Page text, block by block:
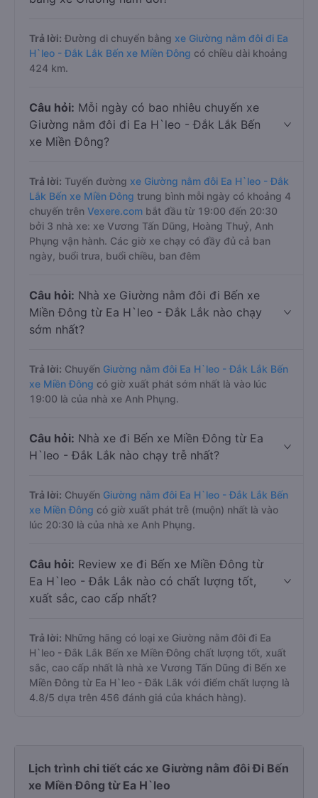
Trả lời: Đường di chuyển bằng xe Giường nằm đôi đi Ea
H`leo - Đắk Lắk Bến xe Miền Đông có chiều dài khoảng
424 km.
Câu hỏi: Mỗi ngày có bao nhiêu chuyến xe
Giường nằm đôi đi Ea H`leo - Đắk Lắk Bến
xe Miền Đông?
Trả lời: Tuyến đường xe Giường nằm đôi Ea H`leo - Đắk
Lắk Bến xe Miền Đông trung bình mỗi ngày có khoảng 4
chuyến trên Vexere.com bắt đầu từ 19:00 đến 20:30
bởi 3 nhà xe: xe Vương Tấn Dũng, Hoàng Thuỷ, Anh
Phụng vận hành. Các giờ xe chạy có đầy đủ cả ban
ngày, buổi trưa, buổi chiều, ban đêm
Câu hỏi: Nhà xe Giường nằm đôi đi Bến xe
Miền Đông từ Ea H`leo - Đắk Lắk nào chạy
sớm nhất?
Trả lời: Chuyến Giường nằm đôi Ea H`leo - Đắk Lắk Bến
xe Miền Đông có giờ xuất phát sớm nhất là vào lúc
19:00 là của nhà xe Anh Phụng.
Câu hỏi: Nhà xe đi Bến xe Miền Đông từ Ea
H`leo - Đắk Lắk nào chạy trễ nhất?
Trả lời: Chuyến Giường nằm đôi Ea H`leo - Đắk Lắk Bến
xe Miền Đông có giờ xuất phát trễ (muộn) nhất là vào
lúc 20:30 là của nhà xe Anh Phụng.
Câu hỏi: Review xe đi Bến xe Miền Đông từ
Ea H`leo - Đắk Lắk nào có chất lượng tốt,
xuất sắc, cao cấp nhất?
Trả lời: Những hãng có loại xe Giường nằm đôi đi Ea
H`leo - Đắk Lắk Bến xe Miền Đông chất lượng tốt, xuất
sắc, cao cấp nhất là nhà xe Vương Tấn Dũng đi Bến xe
Miền Đông từ Ea H`leo - Đắk Lắk với điểm chất lượng là
4.8/5 dựa trên 456 đánh giá của khách hàng).
Lịch trình chi tiết các xe Giường nằm đôi Đi Bến
xe Miền Đông từ Ea H`leo